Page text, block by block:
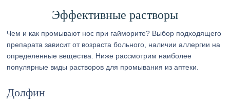
Эффективные растворы
Чем и как промывают нос при гайморите? Выбор подходящего
препарата зависит от возраста больного, наличии аллергии на
определенные вещества. Ниже рассмотрим наиболее
популярные виды растворов для промывания из аптеки.
Долфин